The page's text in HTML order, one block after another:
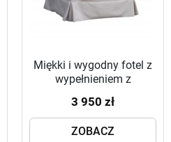
Miękki i wygodny fotel z
wypełnieniem z
Vesper
3 950 zł
ZOBACZ